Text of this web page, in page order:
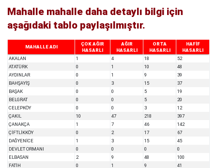
Mahalle mahalle daha detaylı bilgi için
aşağıdaki tablo paylaşılmıştır.
MAHALLE ADI
ÇOK AĞIR
HASARLI
AĞIR
HASARLI
ORTA
HASARLI
HAFİF
HASARLI
AKALAN
1 4 18
52
ATATÜRK
0 1 10
48
AYDINLAR
0 1 9
39
BAHŞAYİŞ
0 3 15
37
BAŞAK
0 0 5
19
BELGRAT
0 0 5
20
CELEPKÖY
0 0 3
12
ÇAKIL
10 47 218
397
ÇANAKÇA
1 7 46
142
ÇİFTLİKKÖY
0 2 17
67
DAĞYENİCE
1 3 15
45
DEVLET ORMANI
0 0 0
0
ELBASAN
2 9 48
100
FATİH
0 1 9 41